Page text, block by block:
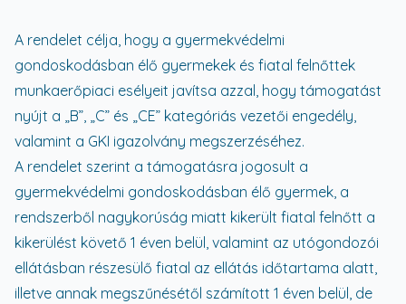
A rendelet célja, hogy a gyermekvédelmi
gondoskodásban élő gyermekek és fiatal felnőttek
munkaerőpiaci esélyeit javítsa azzal, hogy támogatást
nyújt a „B”, „C” és „CE” kategóriás vezetői engedély,
valamint a GKI igazolvány megszerzéséhez.
A rendelet szerint a támogatásra jogosult a
gyermekvédelmi gondoskodásban élő gyermek, a
rendszerből nagykorúság miatt kikerült fiatal felnőtt a
kikerülést követő 1 éven belül, valamint az utógondozói
ellátásban részesülő fiatal az ellátás időtartama alatt,
illetve annak megszűnésétől számított 1 éven belül, de